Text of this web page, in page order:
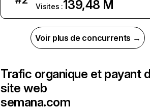
Visites :139,48 M
Voir plus de concurrents →
Trafic organique et payant
site web
semana.com